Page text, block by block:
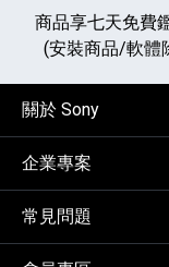
商品享七天免費
(安裝商品/軟體
關於 Sony
企業專案
常見問題